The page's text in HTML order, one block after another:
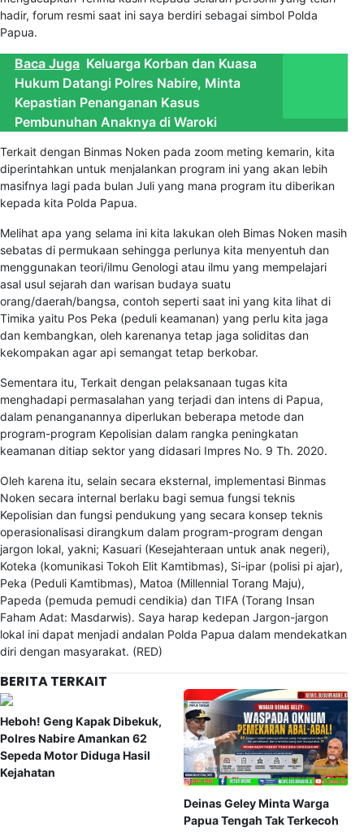
hadir, forum resmi saat ini saya berdiri sebagai simbol Polda
Papua.
Baca Juga Keluarga Korban dan Kuasa
Hukum Datangi Polres Nabire, Minta
Kepastian Penanganan Kasus
Pembunuhan Anaknya di Waroki
Terkait dengan Binmas Noken pada zoom meting kemarin, kita
diperintahkan untuk menjalankan program ini yang akan lebih
masifnya lagi pada bulan Juli yang mana program itu diberikan
kepada kita Polda Papua.
Melihat apa yang selama ini kita lakukan oleh Bimas Noken masih
sebatas di permukaan sehingga perlunya kita menyentuh dan
menggunakan teori/ilmu Genologi atau ilmu yang mempelajari
asal usul sejarah dan warisan budaya suatu
orang/daerah/bangsa, contoh seperti saat ini yang kita lihat di
Timika yaitu Pos Peka (peduli keamanan) yang perlu kita jaga
dan kembangkan, oleh karenanya tetap jaga soliditas dan
kekompakan agar api semangat tetap berkobar.
Sementara itu, Terkait dengan pelaksanaan tugas kita
menghadapi permasalahan yang terjadi dan intens di Papua,
dalam penanganannya diperlukan beberapa metode dan
program-program Kepolisian dalam rangka peningkatan
keamanan ditiap sektor yang didasari Impres No. 9 Th. 2020.
Oleh karena itu, selain secara eksternal, implementasi Binmas
Noken secara internal berlaku bagi semua fungsi teknis
Kepolisian dan fungsi pendukung yang secara konsep teknis
operasionalisasi dirangkum dalam program-program dengan
jargon lokal, yakni; Kasuari (Kesejahteraan untuk anak negeri),
Koteka (komunikasi Tokoh Elit Kamtibmas), Si-ipar (polisi pi ajar),
Peka (Peduli Kamtibmas), Matoa (Millennial Torang Maju),
Papeda (pemuda pemudi cendikia) dan TIFA (Torang Insan
Faham Adat: Masdarwis). Saya harap kedepan Jargon-jargon
lokal ini dapat menjadi andalan Polda Papua dalam mendekatkan
diri dengan masyarakat. (RED)
BERITA TERKAIT
Heboh! Geng Kapak Dibekuk,
Polres Nabire Amankan 62
Sepeda Motor Diduga Hasil
Kejahatan
Deinas Geley Minta Warga
Papua Tengah Tak Terkecoh